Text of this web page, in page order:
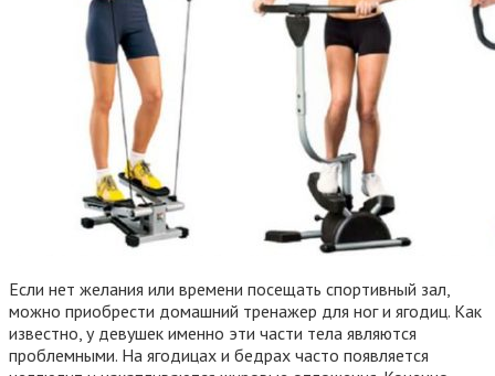
Если нет желания или времени посещать спортивный зал,
можно приобрести домашний тренажер для ног и ягодиц. Как
известно, у девушек именно эти части тела являются
проблемными. На ягодицах и бедрах часто появляется